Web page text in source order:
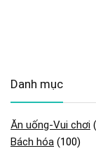
Danh mục
Ăn uống-Vui chơi
Bách hóa (100)